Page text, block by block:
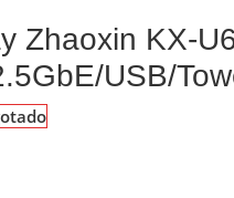
Zhaoxin KX-
USB/